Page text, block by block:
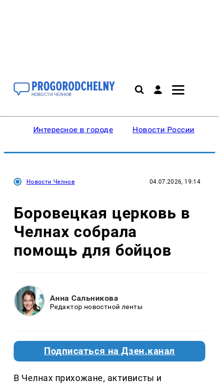
Интересное в городе Новости России
Новости Челнов 04.07.2026, 19:14
Боровецкая церковь в
Челнах собрала
помощь для бойцов
Анна Сальникова
Редактор новостной ленты
Подписаться на Дзен.канал
В Челнах прихожане, активисты и